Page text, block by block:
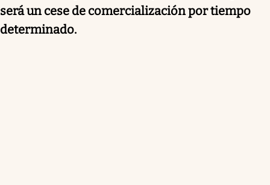
será un cese de comercialización por tiempo
determinado.